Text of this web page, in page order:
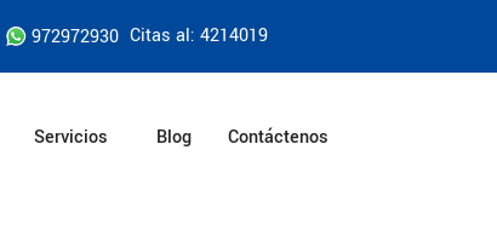
972972930 Citas al: 4214019
Servicios Blog Contáctenos